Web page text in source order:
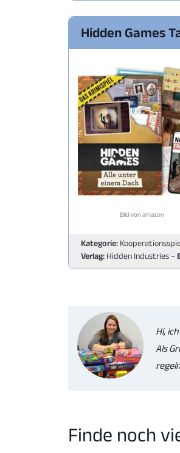
Hidden Games
Bild von amazon
Kategorie:
Verlag: Hidden Industries –
Hi,
Als
Finde noch